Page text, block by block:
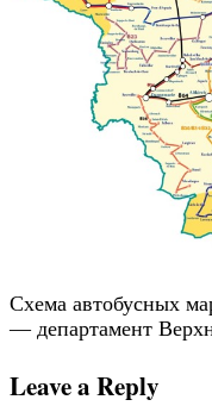
Схема автобусных
— департамент
Leave a Reply